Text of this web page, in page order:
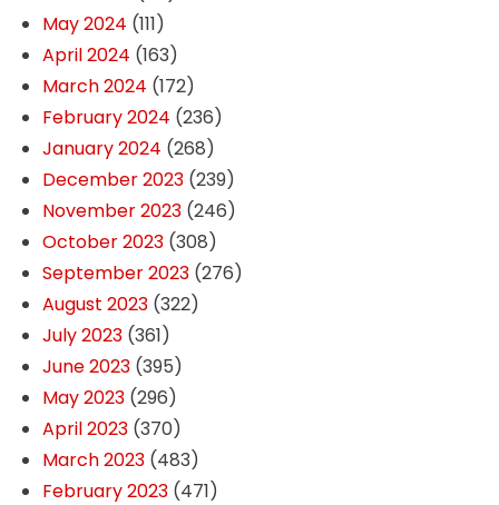
May 2024 (111)
April 2024 (163)
March 2024 (172)
February 2024 (236)
January 2024 (268)
December 2023(239)
November 2023(246)
October 2023(308)
September 2023(276)
August 2023(322)
July 2023(361)
June 2023(395)
May 2023(296)
April 2023(370)
March 2023(483)
February 2023(471)